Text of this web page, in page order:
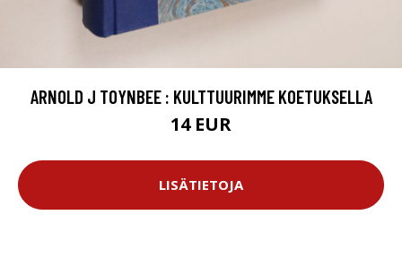
ARNOLD J TOYNBEE : KULTTUURIMME KOETUKSELLA
14 EUR
LISÄTIETOJA